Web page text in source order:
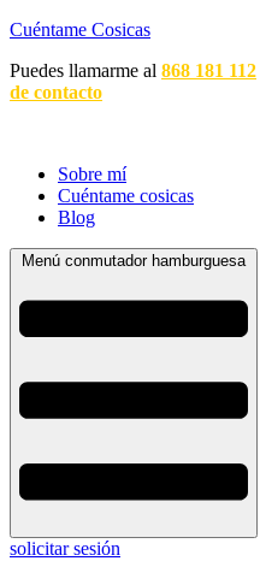
Cuéntame Cosicas
Puedes llamarme al 868 181 112
de contacto
Sobre mí
Cuéntame cosicas
Blog
Menú conmutador hamburguesa
solicitar sesión